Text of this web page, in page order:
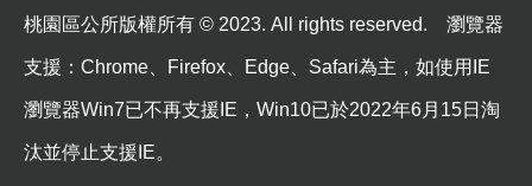
便
民
資
關
桃園區公所版權所有 © 2023. All rights reserved. 瀏覽器
支援：Chrome、Firefox、Edge、Safari為主，如使用IE
瀏覽器Win7已不再支援IE，Win10已於2022年6月15日淘
汰並停止支援IE。